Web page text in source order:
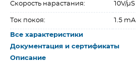
Скорость нарастания: 10V/µS
Ток покоя: 1.5 mA
Все характеристики
Документация и сертификаты
Описание